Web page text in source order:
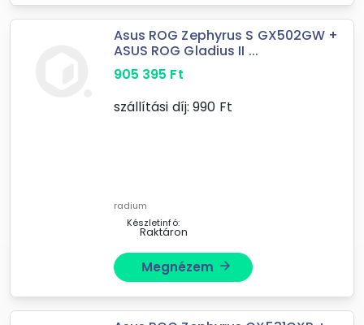
Asus ROG Zephyrus S GX502GW +
ASUS ROG Gladius II ...
905 395 Ft
szállítási díj: 990 Ft
radium
Készletinfó:
Raktáron
Megnézem arrow_forward